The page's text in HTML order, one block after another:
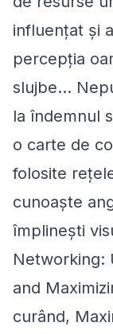
influenţat şi
percepţia
slujbe…
la îndemnul
o carte de
folosite
cunoaşte
împlineşti
Networking:
and
curând,